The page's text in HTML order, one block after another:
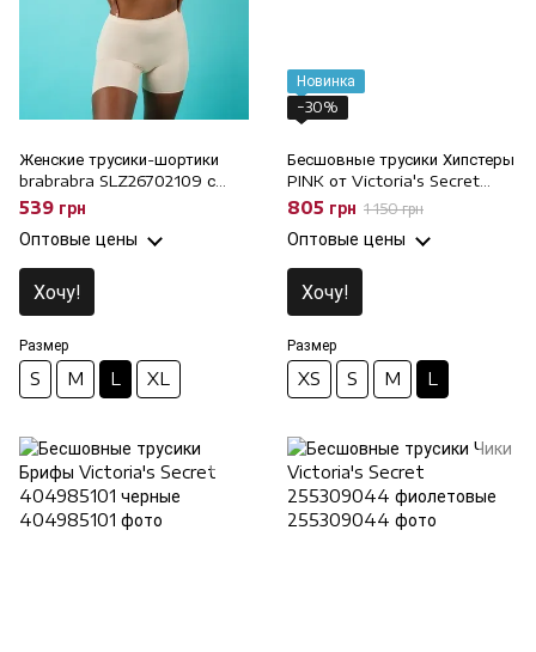
Женские трусики-шортики
brabrabra SLZ26702109 с
высокой талией, L
539 грн
Оптовые цены
Хочу!
Размер
S M L XL
Новинка
−30%
Бесшовные трусики Хипстеры
PINK от Victoria's Secret
220739394 розовые, L
805 грн 1 150 грн
Оптовые цены
Хочу!
Размер
XS S M L